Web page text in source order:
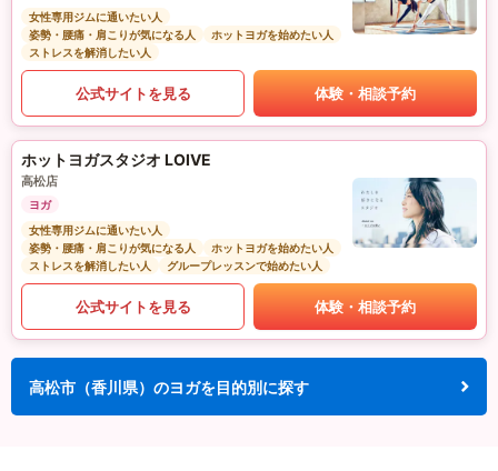
女性専用ジムに通いたい人
姿勢・腰痛・肩こりが気になる人
ホットヨガを始めたい人
ストレスを解消したい人
公式サイトを見る 体験・相談予約
ホットヨガスタジオ LOIVE
高松店
ヨガ
女性専用ジムに通いたい人
姿勢・腰痛・肩こりが気になる人
ホットヨガを始めたい人
ストレスを解消したい人
グループレッスンで始めたい人
公式サイトを見る 体験・相談予約
高松市（香川県）のヨガを目的別に探す